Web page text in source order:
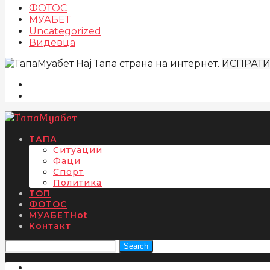
ФОТОС
МУАБЕТ
Uncategorized
Видевца
Нај Тапа страна на интернет. ИСПРАТИ
ТАПА
Ситуации
Фаци
Спорт
Политика
ТОП
ФОТОС
МУАБЕТHot
Контакт
Search